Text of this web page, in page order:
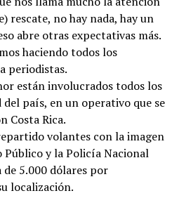
rescate, no hay nada, hay un
abre otras expectativas más.
haciendo todos los
periodistas.
están involucrados todos los
país, en un operativo que se
Costa Rica.
volantes con la imagen
y la Policía Nacional
5.000 dólares por
localización.